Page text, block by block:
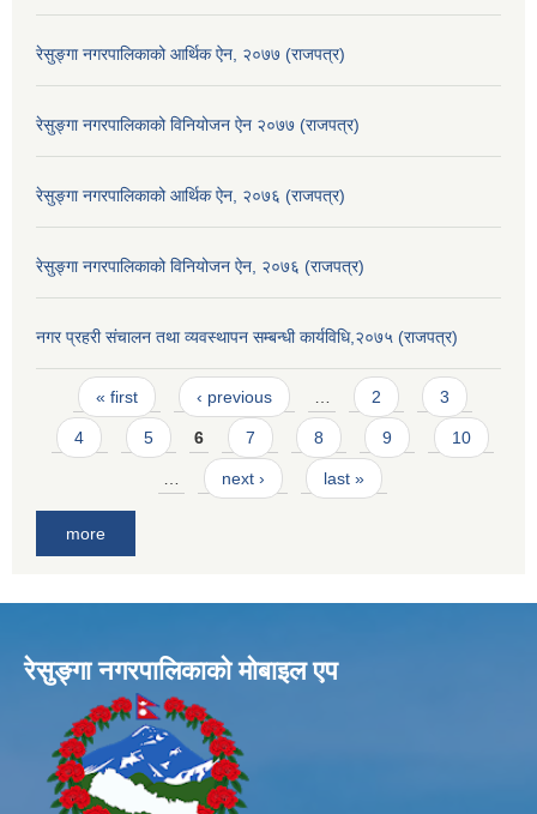
रेसुङ्गा नगरपालिकाको आर्थिक ऐन, २०७७ (राजपत्र)
रेसुङ्गा नगरपालिकाको विनियोजन ऐन २०७७ (राजपत्र)
रेसुङ्गा नगरपालिकाको आर्थिक ऐन, २०७६ (राजपत्र)
रेसुङ्गा नगरपालिकाको विनियोजन ऐन, २०७६ (राजपत्र)
नगर प्रहरी संचालन तथा व्यवस्थापन सम्बन्धी कार्यविधि,२०७५ (राजपत्र)
Pages
« first ‹ previous 2 3
4 5 6 7 8 9 10
next › last »
more
रेसुङ्गा नगरपालिकाकाे माेबाइल एप